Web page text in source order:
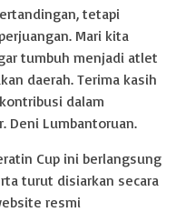
tetapi
Mari kita
tumbuh menjadi atlet
daerah. Terima kasih
dalam
Deni Lumbantoruan.
Cup ini berlangsung
turut disiarkan secara
resmi